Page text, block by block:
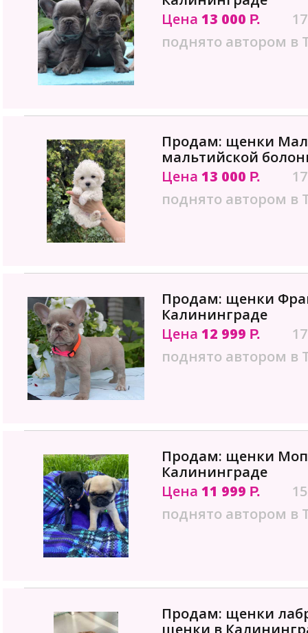
Цена 13 000 Р.
поднято автором в
Продам: щенки
мальтийской
Цена 13 000 Р.
поднято автором в
Продам: щенки
Калининграде
Цена 12 999 Р.
поднято автором в
Продам: щенки
Калининграде
Цена 11 999 Р.
поднято автором в
Продам: щенки